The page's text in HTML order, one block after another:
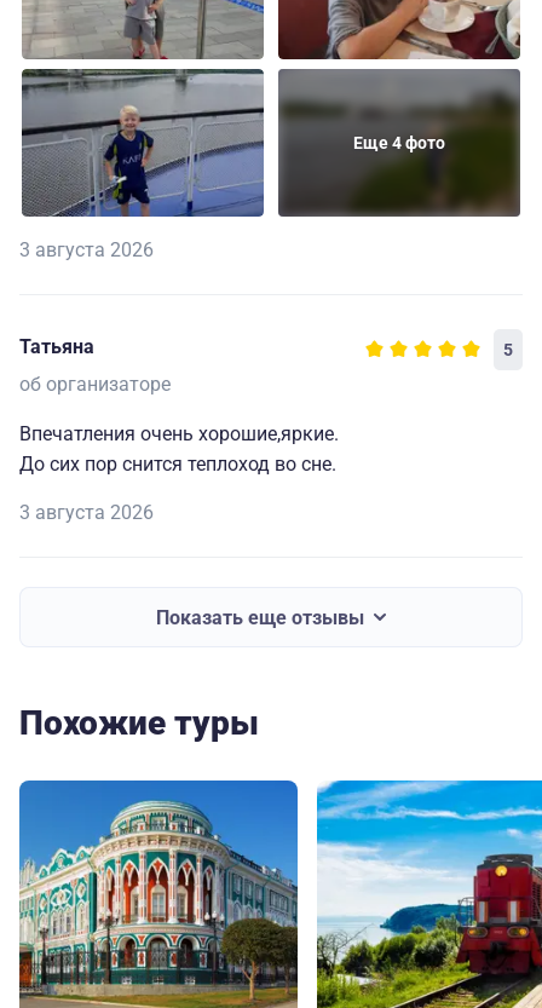
Еще 4 фото
3 августа 2026
Татьяна 5
об организаторе
Впечатления очень хорошие,яркие.
До сих пор снится теплоход во сне.
3 августа 2026
Показать еще отзывы
Похожие туры